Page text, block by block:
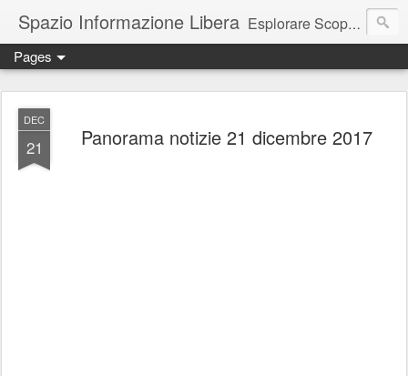
Spazio Informazione Libera Esplorare Scoprire Creare
Escursioni, viaggi, arte, tecnologia, attualità
Pages
DEC
21 Panorama notizie 21 dicembre 2017